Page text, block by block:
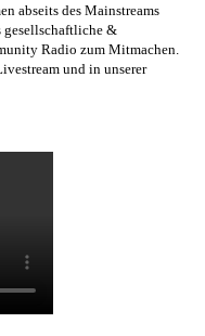
abseits des Mainstreams
gesellschaftliche &
Radio zum Mitmachen.
und in unserer